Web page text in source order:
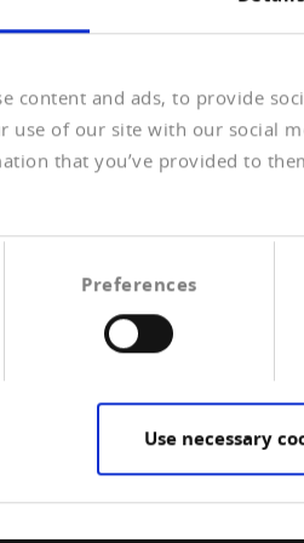
content and ads, to provide
use of our site with our social
that you’ve provided to
Preferences
Use necessary
So ist der
vor allem die grossen
nach.
Produzierenden Gewerbe
aus dem Ausland
und